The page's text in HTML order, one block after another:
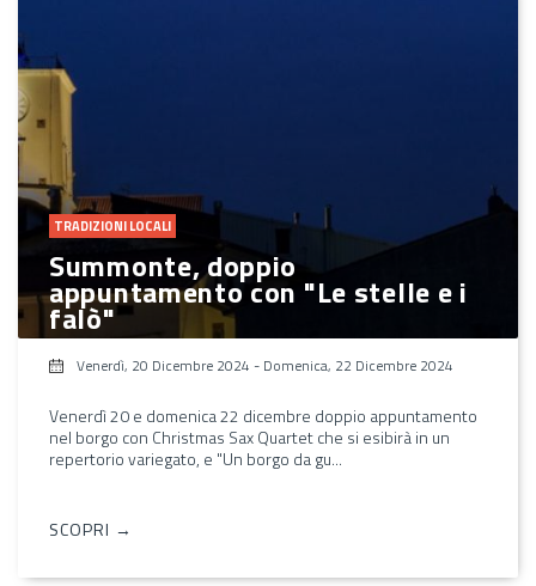
TRADIZIONI LOCALI
Summonte, doppio
appuntamento con "Le stelle e i
falò"
Venerdì, 20 Dicembre 2024 - Domenica, 22 Dicembre 2024
Venerdì 20 e domenica 22 dicembre doppio appuntamento
nel borgo con Christmas Sax Quartet che si esibirà in un
repertorio variegato, e "Un borgo da gu...
SCOPRI →